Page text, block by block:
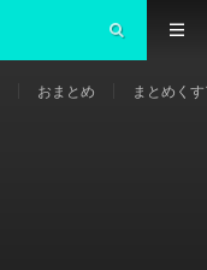
おまとめ まとめく